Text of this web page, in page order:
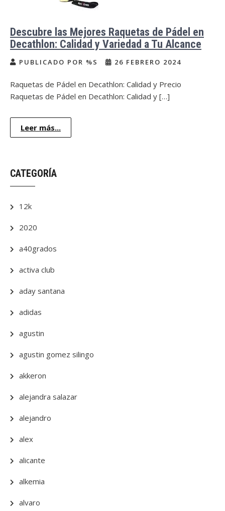
Descubre las Mejores Raquetas de Pádel en
Decathlon: Calidad y Variedad a Tu Alcance
PUBLICADO POR %S 26 FEBRERO 2024
Raquetas de Pádel en Decathlon: Calidad y Precio
Raquetas de Pádel en Decathlon: Calidad y […]
Leer más...
CATEGORÍA
12k
2020
a40grados
activa club
aday santana
adidas
agustin
agustin gomez silingo
akkeron
alejandra salazar
alejandro
alex
alicante
alkemia
alvaro